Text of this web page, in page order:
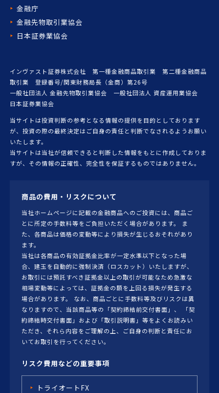
金融庁
金融先物取引業協会
日本証券業協会
インヴァスト証券株式会社 第一種金融商品取引業 第二種金融商品
取引業 登録番号/関東財務局長（金商）第26号
一般社団法人 金融先物取引業協会 一般社団法人 資産運用業協会
日本証券業協会
当サイトは投資判断の参考となる情報の提供を目的としております
が、投資の際の最終決定はご自身の責任と判断でなされるようお願い
いたします。
当サイトは当社が信頼できると判断した情報をもとに作成しておりま
すが、その情報の正確性、完全性を保証するものではありません。
商品の費用・リスクについて
当社ホームページに記載の金融商品へのご投資には、商品ご
とに所定の手数料等をご負担いただく場合があります。 ま
た、各商品は価格の変動等により損失が生じるおそれがあり
ます。
当社は各商品の有効証拠金比率が一定水準以下となった場
合、建玉を自動的に強制決済（ロスカット）いたしますが、
お取引には預託すべき証拠金以上の取引が可能なため急激な
相場変動等によっては、証拠金の額を上回る損失が発生する
場合があります。 なお、商品ごとに手数料等及びリスクは異
なりますので、当該商品等の「契約締結前交付書面」、 「契
約締結時交付書面」および「取引説明書」等をよくお読みい
ただき、それら内容をご理解の上、ご自身の判断と責任にお
いてお取引を行ってください。
リスク費用などの重要事項
トライオートFX